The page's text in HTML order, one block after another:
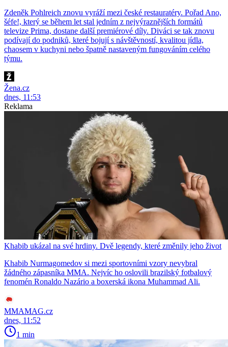
Zdeněk Pohlreich znovu vyráží mezi české restauratéry. Pořad Ano,
šéfe!, který se během let stal jedním z nejvýraznějších formátů
televize Prima, dostane další premiérové díly. Diváci se tak znovu
podívají do podniků, které bojují s návštěvností, kvalitou jídla,
chaosem v kuchyni nebo špatně nastaveným fungováním celého
týmu.
Žena.cz
dnes, 11:53
Reklama
Khabib ukázal na své hrdiny. Dvě legendy, které změnily jeho život
Khabib Nurmagomedov si mezi sportovními vzory nevybral
žádného zápasníka MMA. Nejvíc ho oslovili brazilský fotbalový
fenomén Ronaldo Nazário a boxerská ikona Muhammad Ali.
MMAMAG.cz
dnes, 11:52
1 min